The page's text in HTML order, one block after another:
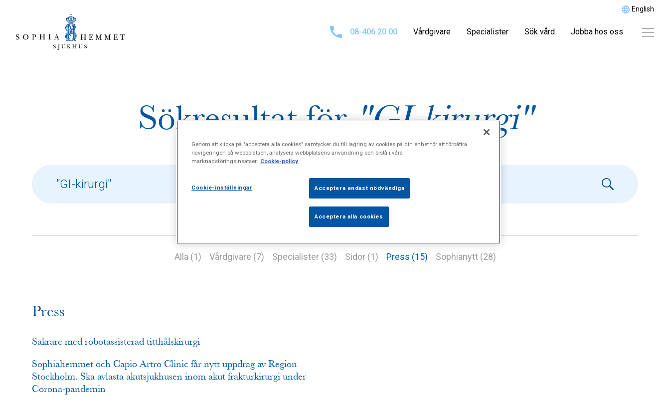
English
08-406 20 00 Vårdgivare Specialister Sök vård Jobba hos oss
Sökresultat för"GI-kirurgi"
Alla (1) Vårdgivare (7) Specialister (33) Sidor (1) Press (15) Sophianytt (28)
Press
Säkrare med robotassisterad titthålskirurgi
Sophiahemmet och Capio Artro Clinic får nytt uppdrag av Region
Stockholm. Ska avlasta akutsjukhusen inom akut frakturkirurgi under
Corona-pandemin
Genom att klicka på "acceptera alla cookies" samtycker du till lagring av cookies på din enhet för att förbättra
navigeringen på webbplatsen, analysera webbplatsens användning och bistå i våra
marknadsföringsinsatser. Cookie-policy
Cookie-inställningar Acceptera endast nödvändiga
Acceptera alla cookies